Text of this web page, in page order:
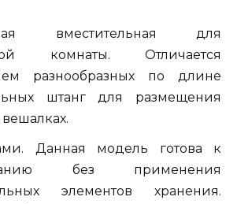
вместительная для
комнаты. Отличается
разнообразных по длине
штанг для размещения
Данная модель готова к
без применения
элементов хранения.